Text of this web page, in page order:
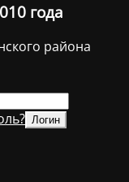
года
района